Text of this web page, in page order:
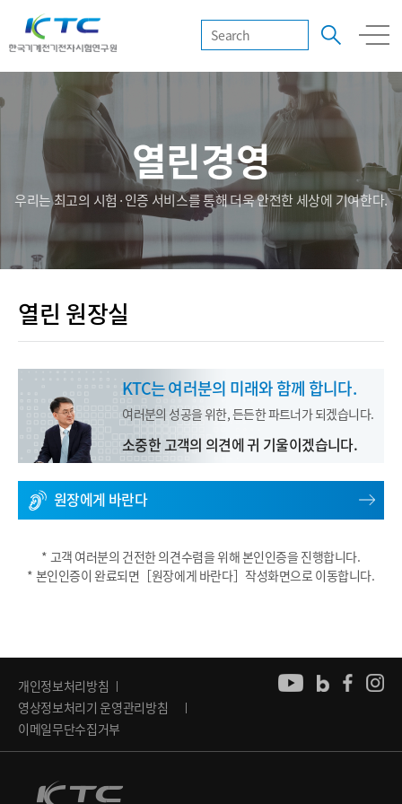
열린경영
우리는 최고의 시험·인증 서비스를 통해 더욱 안전한 세상에 기여한다.
열린 원장실
KTC는 여러분의 미래와 함께 합니다.
여러분의 성공을 위한, 든든한 파트너가 되겠습니다.
소중한 고객의 의견에 귀 기울이겠습니다.
원장에게 바란다
* 고객 여러분의 건전한 의견수렴을 위해 본인인증을 진행합니다.
* 본인인증이 완료되면［원장에게 바란다］작성화면으로 이동합니다.
개인정보처리방침
영상정보처리기 운영관리방침
이메일무단수집거부